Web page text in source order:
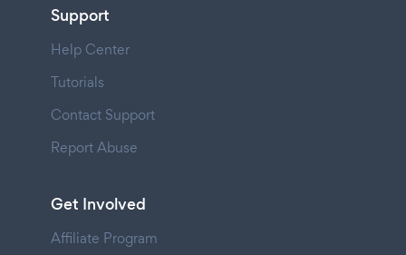
Support
Help Center
Tutorials
Contact Support
Report Abuse
Get Involved
Affiliate Program